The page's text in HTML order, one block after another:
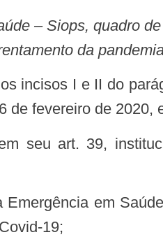
da
de fevereiro de 2020,
19;